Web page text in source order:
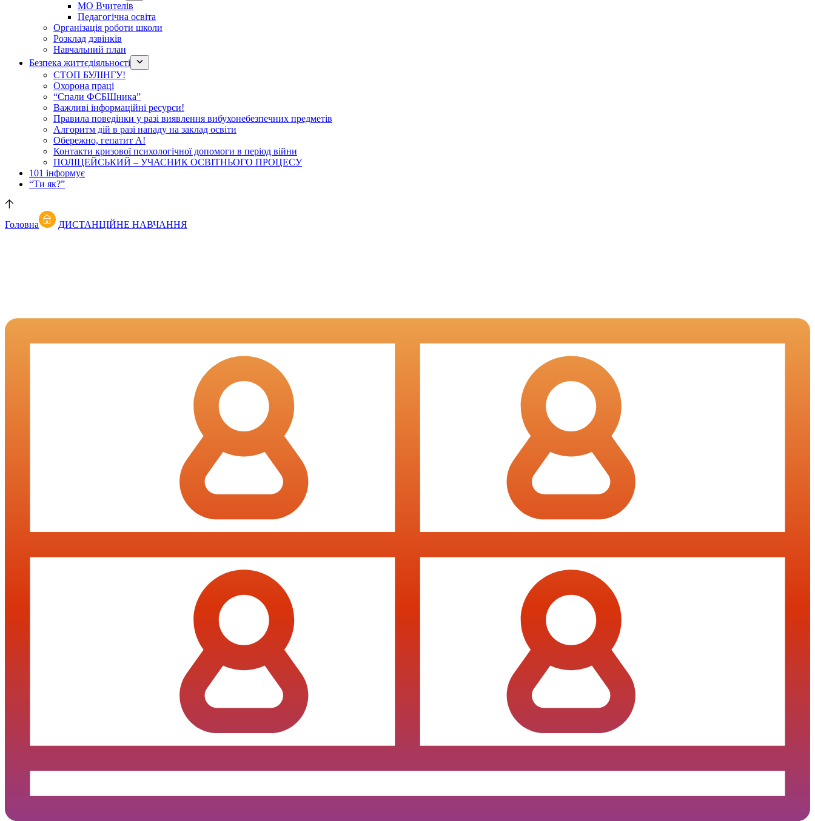
МО Вчителів
Педагогічна освіта
Організація роботи школи
Розклад дзвінків
Навчальний план
Безпека життєдіяльності
СТОП БУЛІНГУ!
Охорона праці
“Спали ФСБШника”
Важливі інформаційні ресурси!
Правила поведінки у разі виявлення вибухонебезпечних предметів
Алгоритм дій в разі нападу на заклад освіти
Обережно, гепатит А!
Контакти кризової психологічної допомоги в період війни
ПОЛІЦЕЙСЬКИЙ – УЧАСНИК ОСВІТНЬОГО ПРОЦЕСУ
101 інформує
“Ти як?”
Головна ДИСТАНЦІЙНЕ НАВЧАННЯ